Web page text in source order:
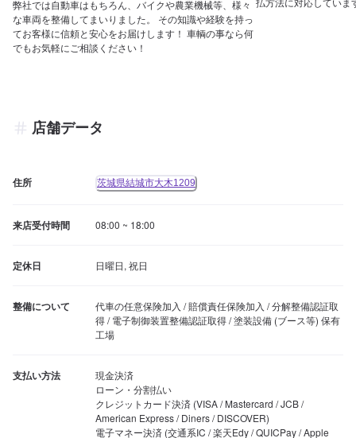
弊社では自動車はもちろん、バイクや農業機械等、様々
な車両を整備してまいりました。 その知識や経験を持っ
てお客様に信頼と安心をお届けします！ 車輌の事なら何
でもお気軽にご相談ください！
店舗データ
住所 茨城県結城市大木1209
来店受付時間 08:00 ~ 18:00
定休日 日曜日, 祝日
整備について
代車の任意保険加入 / 賠償責任保険加入 / 分解整備認証取
得 / 電子制御装置整備認証取得 / 塗装設備 (ブース等) 保有
工場
支払い方法
現金決済
ローン・分割払い
クレジットカード決済 (VISA / Mastercard / JCB /
American Express / Diners / DISCOVER)
電子マネー決済 (交通系IC / 楽天Edy / QUICPay / Apple